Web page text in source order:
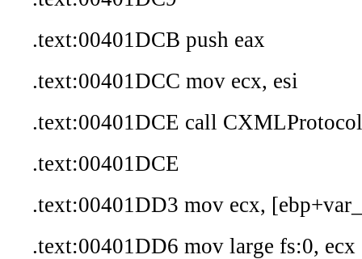
.text:00401DCB push eax
.text:00401DCC mov ecx, esi
.text:00401DCE call
.text:00401DCE
.text:00401DD3 mov ecx,
.text:00401DD6 mov large fs:0, ecx